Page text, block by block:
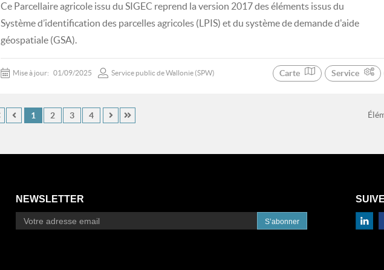
Ce Parcellaire agricole issu du SIGEC reprend la version 2017 des éléments issus du
Système d’identification des parcelles agricoles (LPIS) et du système de demande d'aide
géospatiale (GSA).
Mise à jour: 01/09/2025 Service public de Wallonie (SPW) Carte Service
1 2 3 4
NEWSLETTER
S’abonner